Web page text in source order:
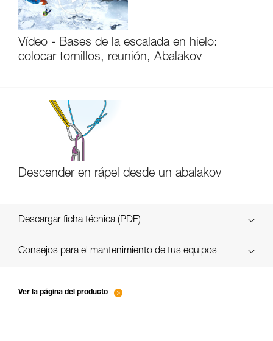
Vídeo - Bases de la escalada en hielo:
colocar tornillos, reunión, Abalakov
Descender en rápel desde un abalakov
Descargar ficha técnica (PDF)
Technical Notice
Consejos para el mantenimiento de tus equipos
Ver la página del producto